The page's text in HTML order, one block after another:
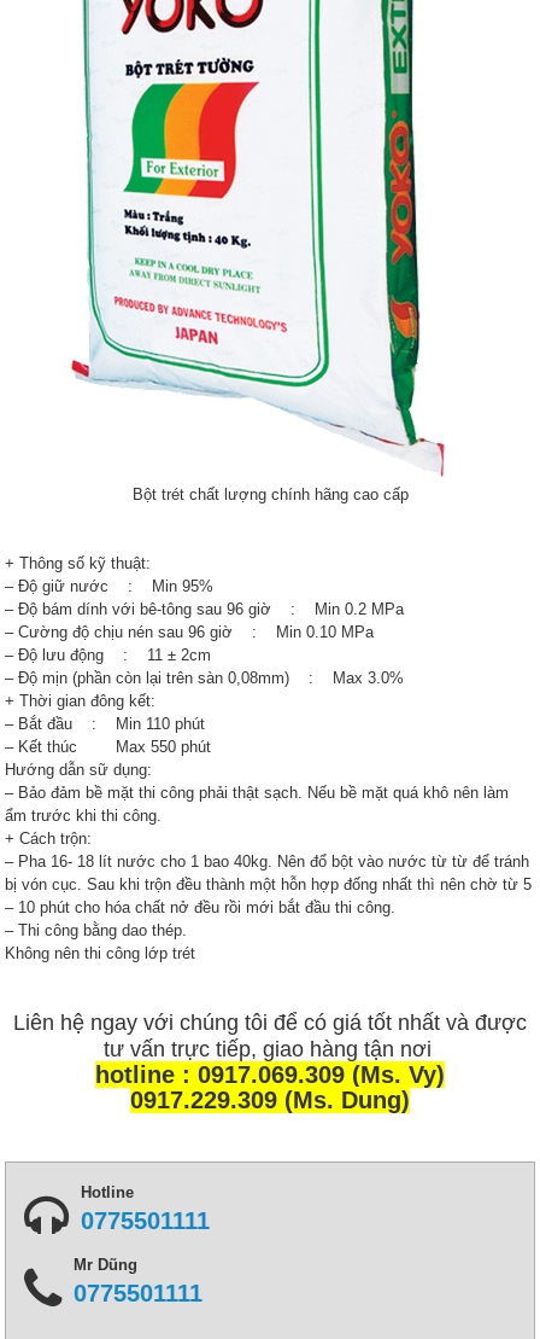
Bột trét chất lượng chính hãng cao cấp
+ Thông số kỹ thuật:
– Độ giữ nước : Min 95%
– Độ bám dính với bê-tông sau 96 giờ : Min 0.2 MPa
– Cường độ chịu nén sau 96 giờ : Min 0.10 MPa
– Độ lưu động : 11 ± 2cm
– Độ mịn (phần còn lại trên sàn 0,08mm) : Max 3.0%
+ Thời gian đông kết:
– Bắt đầu : Min 110 phút
– Kết thúc Max 550 phút
Hướng dẫn sữ dụng:
– Bảo đảm bề mặt thi công phải thật sạch. Nếu bề mặt quá khô nên làm
ẩm trước khi thi công.
+ Cách trộn:
– Pha 16- 18 lít nước cho 1 bao 40kg. Nên đổ bột vào nước từ từ để tránh
bị vón cục. Sau khi trộn đều thành một hỗn hợp đống nhất thì nên chờ từ 5
– 10 phút cho hóa chất nở đều rồi mới bắt đầu thi công.
– Thi công bằng dao thép.
Không nên thi công lớp trét
Liên hệ ngay với chúng tôi để có giá tốt nhất và được
tư vấn trực tiếp, giao hàng tận nơi
hotline : 0917.069.309 (Ms. Vy)
0917.229.309 (Ms. Dung)
Hotline
0775501111
Mr Dũng
0775501111